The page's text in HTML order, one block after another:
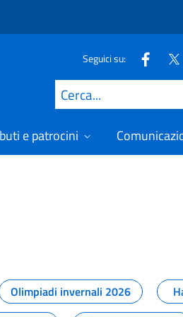
Seguici su:
Cerca
e patrocini
Olimpiadi invernali 2026